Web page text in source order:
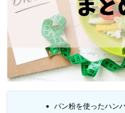
パン粉を使ったハン